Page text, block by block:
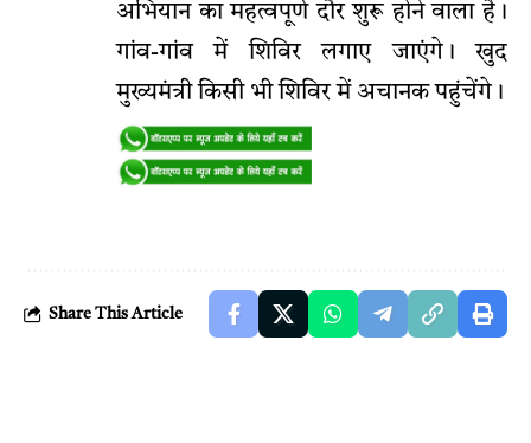
अभियान का महत्वपूर्ण दौर शुरू होने वाला है।
गांव-गांव में शिविर लगाए जाएंगे। खुद
मुख्यमंत्री किसी भी शिविर में अचानक पहुंचेंगे।
Share This Article